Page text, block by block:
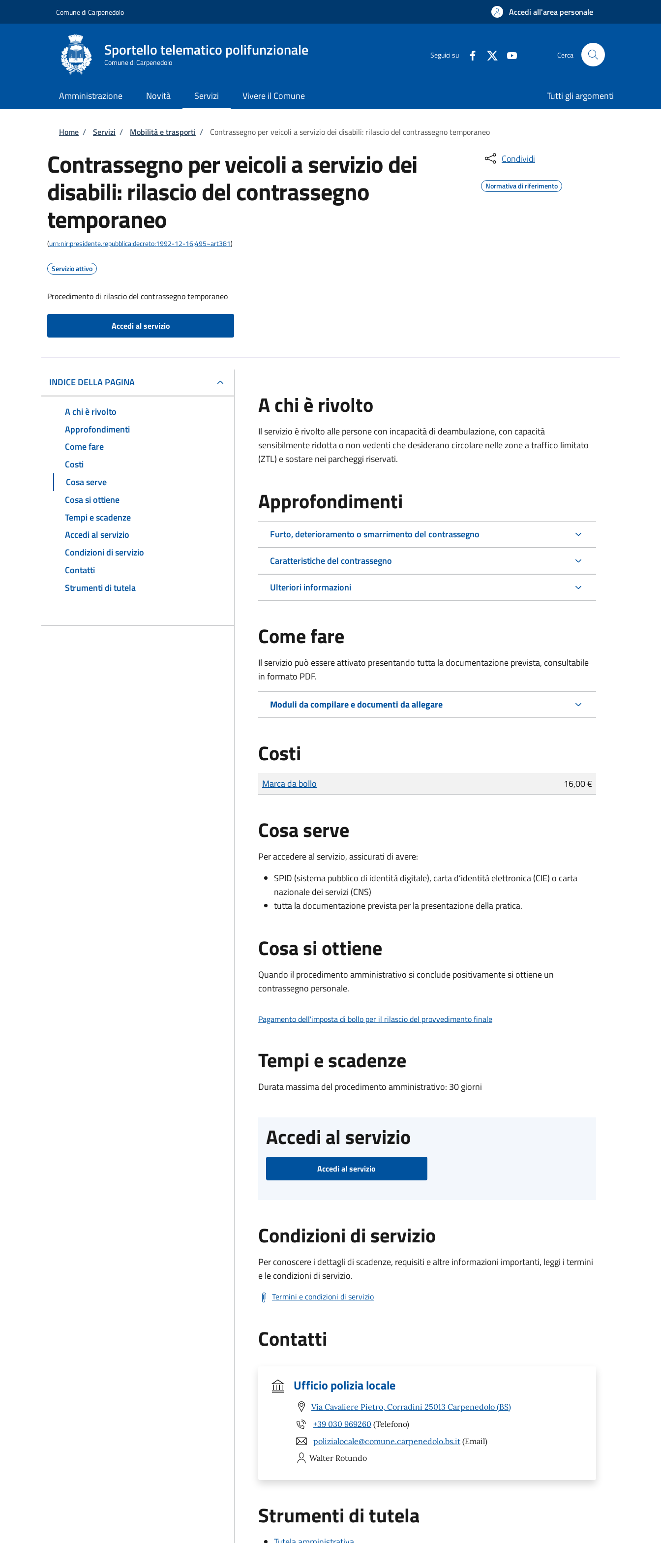
Comune di Carpenedolo Accedi all'area personale
Sportello telematico polifunzionale
Comune di Carpenedolo
Seguici su Cerca
Amministrazione Novità Servizi Vivere il Comune Tutti gli argomenti
Briciole di pane
Home / Servizi / Mobilità e trasporti / Contrassegno per veicoli a servizio dei disabili: rilascio del contrassegno temporaneo
Contrassegno per veicoli a servizio dei
disabili: rilascio del contrassegno
temporaneo
(urn:nir:presidente.repubblica:decreto:1992-12-16;495~art381)
Servizio attivo
Procedimento di rilascio del contrassegno temporaneo
Accedi al servizio
Condividi
Normativa di riferimento
INDICE DELLA PAGINA
A chi è rivolto
Approfondimenti
Come fare
Costi
Cosa serve
Cosa si ottiene
Tempi e scadenze
Accedi al servizio
Condizioni di servizio
Contatti
Strumenti di tutela
A chi è rivolto
Il servizio è rivolto alle persone con incapacità di deambulazione, con capacità
sensibilmente ridotta o non vedenti che desiderano circolare nelle zone a traffico limitato
(ZTL) e sostare nei parcheggi riservati.
Approfondimenti
Furto, deterioramento o smarrimento del contrassegno
Caratteristiche del contrassegno
Ulteriori informazioni
Come fare
Il servizio può essere attivato presentando tutta la documentazione prevista, consultabile
in formato PDF.
Moduli da compilare e documenti da allegare
Costi
Tipo di pagamento
Importo
Marca da bollo 16,00 €
Cosa serve
Per accedere al servizio, assicurati di avere:
SPID (sistema pubblico di identità digitale), carta d’identità elettronica (CIE) o carta
nazionale dei servizi (CNS)
tutta la documentazione prevista per la presentazione della pratica.
Cosa si ottiene
Quando il procedimento amministrativo si conclude positivamente si ottiene un
contrassegno personale.
Pagamento dell'imposta di bollo per il rilascio del provvedimento finale
Tempi e scadenze
Durata massima del procedimento amministrativo: 30 giorni
Accedi al servizio
Accedi al servizio
Condizioni di servizio
Per conoscere i dettagli di scadenze, requisiti e altre informazioni importanti, leggi i termini
e le condizioni di servizio.
Termini e condizioni di servizio
Contatti
Ufficio polizia locale
Via Cavaliere Pietro, Corradini 25013 Carpenedolo (BS)
+39 030 969260 (Telefono)
polizialocale@comune.carpenedolo.bs.it (Email)
Walter Rotundo
Strumenti di tutela